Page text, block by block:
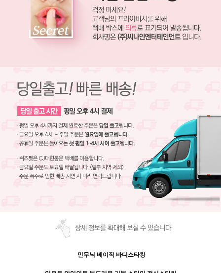
상세 정보를 확대해 보실 수 있습니다
민무늬 베이직 바디스타킹